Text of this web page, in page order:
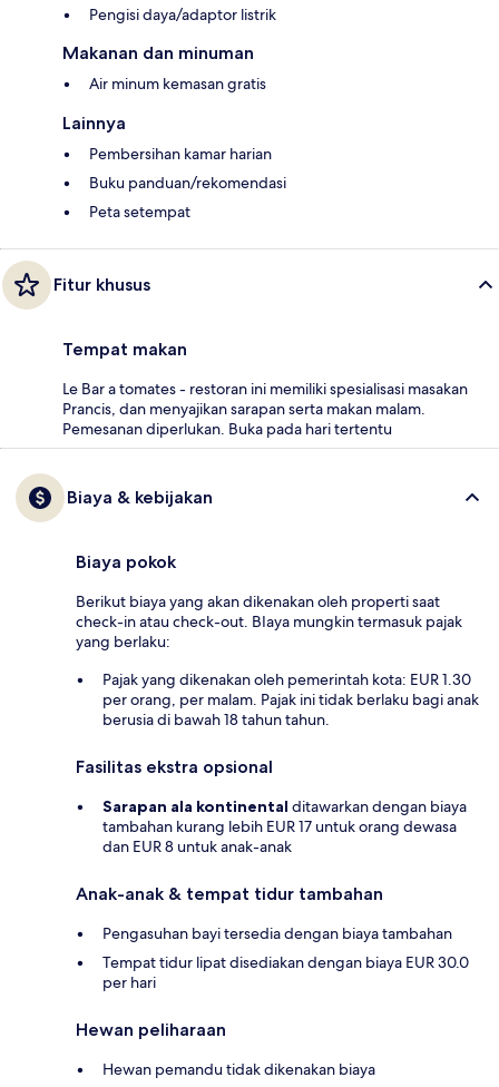
Pengisi daya/adaptor listrik
Makanan dan minuman
Air minum kemasan gratis
Lainnya
Pembersihan kamar harian
Buku panduan/rekomendasi
Peta setempat
Fitur khusus
Tempat makan
Le Bar a tomates - restoran ini memiliki spesialisasi masakan
Prancis, dan menyajikan sarapan serta makan malam.
Pemesanan diperlukan. Buka pada hari tertentu
Biaya & kebijakan
Biaya pokok
Berikut biaya yang akan dikenakan oleh properti saat
check-in atau check-out. BIaya mungkin termasuk pajak
yang berlaku:
Pajak yang dikenakan oleh pemerintah kota: EUR 1.30
per orang, per malam. Pajak ini tidak berlaku bagi anak
berusia di bawah 18 tahun tahun.
Fasilitas ekstra opsional
Sarapan ala kontinental ditawarkan dengan biaya
tambahan kurang lebih EUR 17 untuk orang dewasa
dan EUR 8 untuk anak-anak
Anak-anak & tempat tidur tambahan
Pengasuhan bayi tersedia dengan biaya tambahan
Tempat tidur lipat disediakan dengan biaya EUR 30.0
per hari
Hewan peliharaan
Hewan pemandu tidak dikenakan biaya